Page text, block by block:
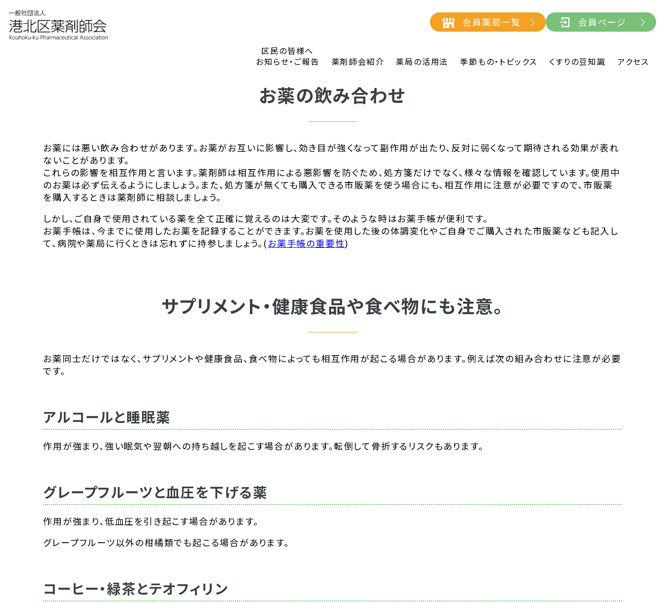
会員薬局一覧 会員ページ
区民の皆様へ
お知らせ・ご報告
薬剤師会紹介 薬局の活用法 季節もの・トピックス くすりの豆知識 アクセス
お薬の飲み合わせ
お薬には悪い飲み合わせがあります。お薬がお互いに影響し、効き目が強くなって副作用が出たり、反対に弱くなって期待される効果が表れ
ないことがあります。
これらの影響を相互作用と言います。薬剤師は相互作用による悪影響を防ぐため、処方箋だけでなく、様々な情報を確認しています。使用中
のお薬は必ず伝えるようにしましょう。また、処方箋が無くても購入できる市販薬を使う場合にも、相互作用に注意が必要ですので、市販薬
を購入するときは薬剤師に相談しましょう。
しかし、ご自身で使用されている薬を全て正確に覚えるのは大変です。そのような時はお薬手帳が便利です。
お薬手帳は、今までに使用したお薬を記録することができます。お薬を使用した後の体調変化やご自身でご購入された市販薬なども記入し
て、病院や薬局に行くときは忘れずに持参しましょう。(お薬手帳の重要性)
サプリメント・健康食品や食べ物にも注意。
お薬同士だけではなく、サプリメントや健康食品、食べ物によっても相互作用が起こる場合があります。例えば次の組み合わせに注意が必要
です。
アルコールと睡眠薬
作用が強まり、強い眠気や翌朝への持ち越しを起こす場合があります。転倒して骨折するリスクもあります。
グレープフルーツと血圧を下げる薬
作用が強まり、低血圧を引き起こす場合があります。
グレープフルーツ以外の柑橘類でも起こる場合があります。
コーヒー・緑茶とテオフィリン